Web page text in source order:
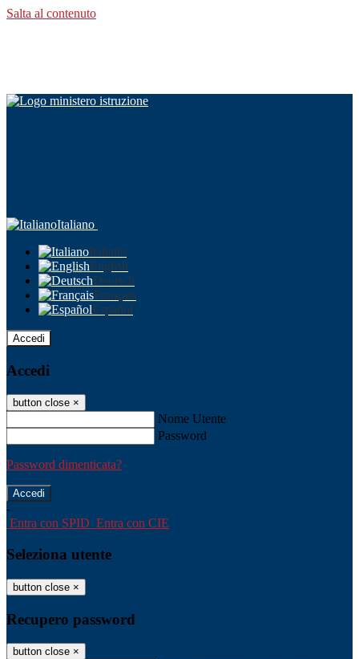
Salta al contenuto
Italiano
Italiano
English
Deutsch
Français
Español
Accedi
Accedi
button close ×
Nome Utente
Password
Password dimenticata?
-
Entra con SPID Entra con CIE
Seleziona utente
button close ×
Recupero password
button close ×